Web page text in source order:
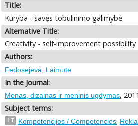
Title:
Kūryba - savęs tobulinimo galimybė
Alternative Title:
Creativity - self-improvement possibility
Authors:
Fedosejeva, Laimutė
In the Journal:
Menas, dizainas ir meninis ugdymas,
Subject terms:
LT Kompetencijos / Competencies;